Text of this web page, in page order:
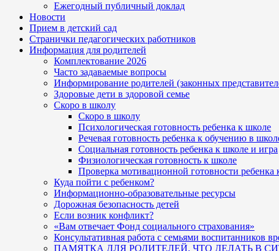
Ежегодный публичный доклад
Новости
Прием в детский сад
Странички педагогических работников
Информация для родителей
Комплектование 2026
Часто задаваемые вопросы
Информирование родителей (законных
Здоровые дети в здоровой семье
Скоро в школу
Скоро в школу
Психологическая готовность ребенка к школе
Речевая готовность ребенка к обучению в
Социальная готовность ребенка к школе и игра
Физиологическая готовность к школе
Проверка мотивационной готовности ребенка
Куда пойти с ребенком?
Информационно-образовательные ресурсы
Дорожная безопасность детей
Если возник конфликт?
«Вам отвечает Фонд социального страхования»
Консультативная работа с семьями воспитанников
ПАМЯТКА ДЛЯ РОДИТЕЛЕЙ. ЧТО ДЕЛАТЬ В